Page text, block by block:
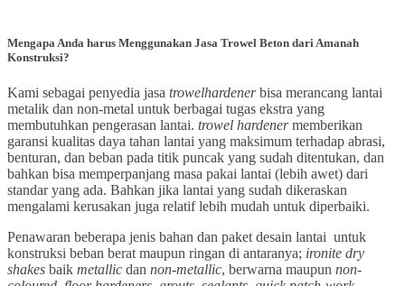
Mengapa Anda harus Menggunakan Jasa Trowel Beton dari Amanah
Konstruksi?
Kami sebagai penyedia jasa trowelhardenerbisa merancang lantai
metalik dan non-metal untuk berbagai tugas ekstra yang
membutuhkan pengerasan lantai. trowel hardenermemberikan
garansi kualitas daya tahan lantai yang maksimum terhadap abrasi,
benturan, dan beban pada titik puncak yang sudah ditentukan, dan
bahkan bisa memperpanjang masa pakai lantai (lebih awet) dari
standar yang ada. Bahkan jika lantai yang sudah dikeraskan
mengalami kerusakan juga relatif lebih mudah untuk diperbaiki.
Penawaran beberapa jenis bahan dan paket desain lantai untuk
konstruksi beban berat maupun ringan di antaranya; ironite dry
shakes baik metallic dan non-metallic, berwarna maupun non-